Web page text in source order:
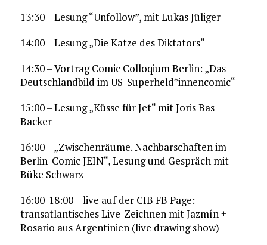
13:30 – Lesung “Unfollow”, mit Lukas Jüliger
14:00 – Lesung „Die Katze des Diktators“
14:30 – Vortrag Comic Colloqium Berlin: „Das
Deutschlandbild im US-Superheld*innencomic“
15:00 – Lesung „Küsse für Jet“ mit Joris Bas
Backer
16:00 – „Zwischenräume. Nachbarschaften im
Berlin-Comic JEIN“, Lesung und Gespräch mit
Büke Schwarz
16:00-18:00 – live auf der CIB FB Page:
transatlantisches Live-Zeichnen mit Jazmín +
Rosario aus Argentinien (live drawing show)